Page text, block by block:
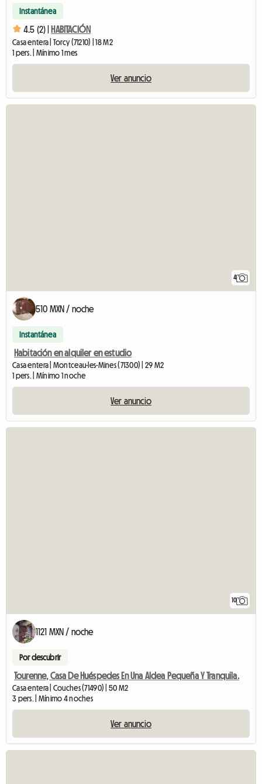
Instantánea
4.5 (2) | HABITACIÓN
Casa entera | Torcy (71210) | 18 M2
1 pers. | Mínimo 1 mes
Ver anuncio
4
510 MXN / noche
Instantánea
Habitación en alquiler en estudio
Casa entera | Montceau-les-Mines (71300) | 29 M2
1 pers. | Mínimo 1 noche
Ver anuncio
10
1121 MXN / noche
Por descubrir
Tourenne, Casa De Huéspedes En Una Aldea Pequeña Y Tranquila.
Casa entera | Couches (71490) | 50 M2
3 pers. | Mínimo 4 noches
Ver anuncio